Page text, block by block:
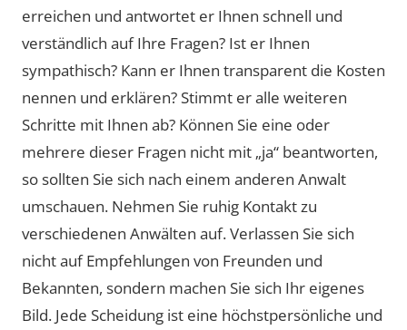
erreichen und antwortet er Ihnen schnell und
verständlich auf Ihre Fragen? Ist er Ihnen
sympathisch? Kann er Ihnen transparent die Kosten
nennen und erklären? Stimmt er alle weiteren
Schritte mit Ihnen ab? Können Sie eine oder
mehrere dieser Fragen nicht mit „ja“ beantworten,
so sollten Sie sich nach einem anderen Anwalt
umschauen. Nehmen Sie ruhig Kontakt zu
verschiedenen Anwälten auf. Verlassen Sie sich
nicht auf Empfehlungen von Freunden und
Bekannten, sondern machen Sie sich Ihr eigenes
Bild. Jede Scheidung ist eine höchstpersönliche und